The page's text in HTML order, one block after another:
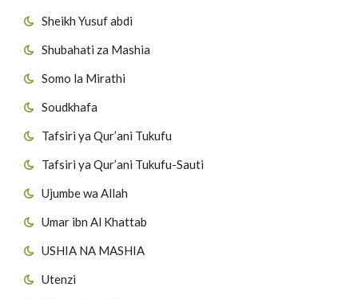
Sheikh Yusuf abdi
Shubahati za Mashia
Somo la Mirathi
Soudkhafa
Tafsiri ya Qur’ani Tukufu
Tafsiri ya Qur’ani Tukufu-Sauti
Ujumbe wa Allah
Umar ibn Al Khattab
USHIA NA MASHIA
Utenzi